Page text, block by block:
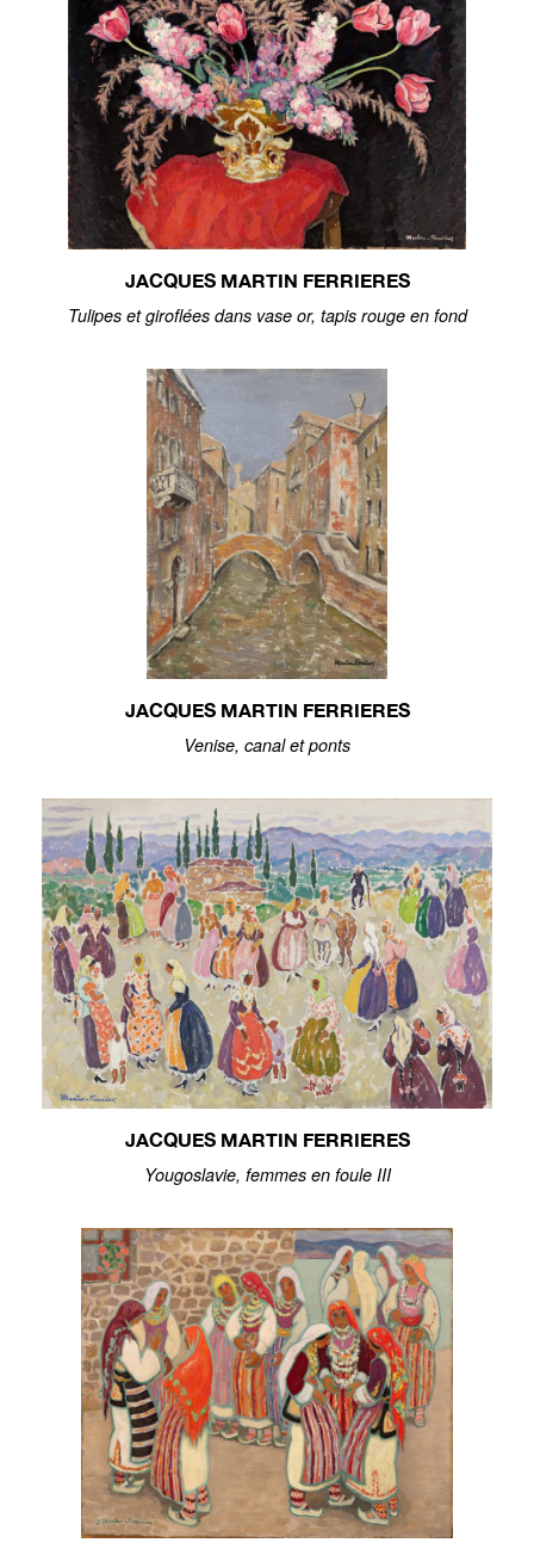
JACQUES MARTIN FERRIERES
Tulipes et giroflées dans vase or, tapis rouge en fond
JACQUES MARTIN FERRIERES
Venise, canal et ponts
JACQUES MARTIN FERRIERES
Yougoslavie, femmes en foule III